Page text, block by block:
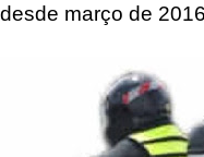
março de